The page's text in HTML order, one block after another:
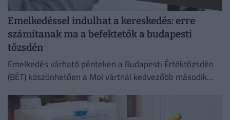
Emelkedéssel indulhat a kereskedés: erre
számítanak ma a befektetők a budapesti
tőzsdén
Emelkedés várható pénteken a Budapesti Értéktőzsdén
(BÉT) köszönhetően a Mol vártnál kedvezőbb második
elemzője szerint.